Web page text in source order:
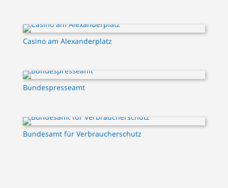
Casino am Alexanderplatz
Bundespresseamt
Bundesamt für Verbraucherschutz